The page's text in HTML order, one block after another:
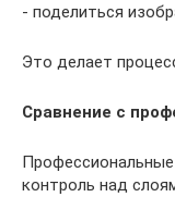
- поделиться
Это делает
Сравнение с
контроль над